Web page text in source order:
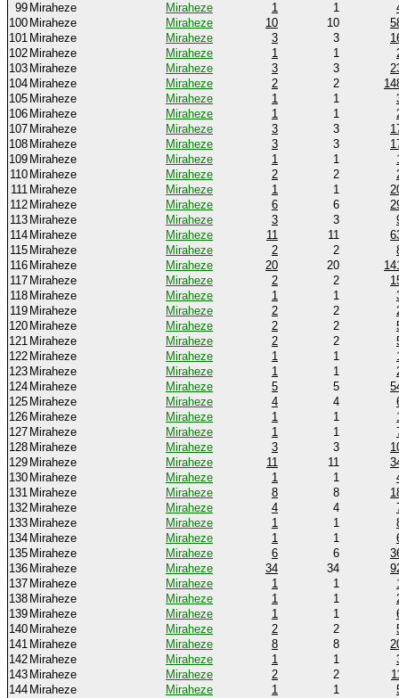
99 Miraheze Miraheze 1 1
100 Miraheze Miraheze 10 10
101 Miraheze Miraheze 3 3
102 Miraheze Miraheze 1 1
103 Miraheze Miraheze 3 3
104 Miraheze Miraheze 2 2
105 Miraheze Miraheze 1 1
106 Miraheze Miraheze 1 1
107 Miraheze Miraheze 3 3
108 Miraheze Miraheze 3 3
109 Miraheze Miraheze 1 1
110 Miraheze Miraheze 2 2
111 Miraheze Miraheze 1 1
112 Miraheze Miraheze 6 6
113 Miraheze Miraheze 3 3
114 Miraheze Miraheze 11 11
115 Miraheze Miraheze 2 2
116 Miraheze Miraheze 20 20
117 Miraheze Miraheze 2 2
118 Miraheze Miraheze 1 1
119 Miraheze Miraheze 2 2
120 Miraheze Miraheze 2 2
121 Miraheze Miraheze 2 2
122 Miraheze Miraheze 1 1
123 Miraheze Miraheze 1 1
124 Miraheze Miraheze 5 5
125 Miraheze Miraheze 4 4
126 Miraheze Miraheze 1 1
127 Miraheze Miraheze 1 1
128 Miraheze Miraheze 3 3
129 Miraheze Miraheze 11 11
130 Miraheze Miraheze 1 1
131 Miraheze Miraheze 8 8
132 Miraheze Miraheze 4 4
133 Miraheze Miraheze 1 1
134 Miraheze Miraheze 1 1
135 Miraheze Miraheze 6 6
136 Miraheze Miraheze 34 34
137 Miraheze Miraheze 1 1
138 Miraheze Miraheze 1 1
139 Miraheze Miraheze 1 1
140 Miraheze Miraheze 2 2
141 Miraheze Miraheze 8 8
142 Miraheze Miraheze 1 1
143 Miraheze Miraheze 2 2
144 Miraheze Miraheze 1 1